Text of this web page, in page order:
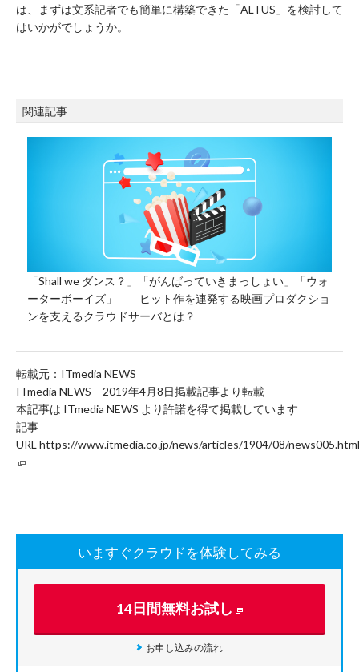
は、まずは文系記者でも簡単に構築できた「ALTUS」を検討して
はいかがでしょうか。
関連記事
「Shall we ダンス？」「がんばっていきまっしょい」「ウォ
ーターボーイズ」――ヒット作を連発する映画プロダクショ
ンを支えるクラウドサーバとは？
転載元：ITmedia NEWS
ITmedia NEWS 2019年4月8日掲載記事より転載
本記事は ITmedia NEWS より許諾を得て掲載しています
記事
URL https://www.itmedia.co.jp/news/articles/1904/08/
いますぐクラウドを体験してみる
14日間無料お試し
お申し込みの流れ